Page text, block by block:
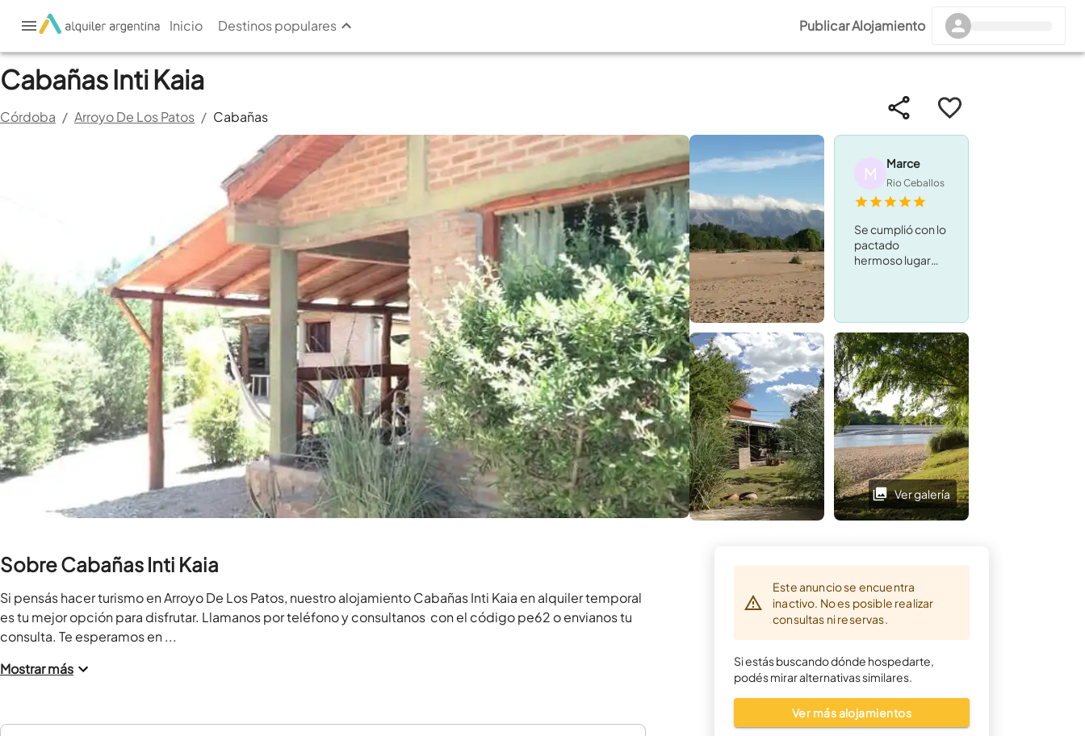
Inicio Destinos populares Publicar Alojamiento
Cabañas Inti Kaia
Córdoba / Arroyo De Los Patos / Cabañas
Ver galería
M Marce
Rio Ceballos
Se cumplió con lo
pactado
hermoso lugar
administradora
muy atenta.
Volveremos
próximamente
Ver galería
Sobre Cabañas Inti Kaia
Si pensás hacer turismo en Arroyo De Los Patos, nuestro alojamiento Cabañas Inti Kaia en alquiler temporal
es tu mejor opción para disfrutar. Llamanos por teléfono y consultanos  con el código pe62 o envianos tu
consulta. Te esperamos en ...
Mostrar más
Este anuncio se encuentra
inactivo. No es posible realizar
consultas ni reservas.
Si estás buscando dónde hospedarte,
podés mirar alternativas similares.
Ver más alojamientos